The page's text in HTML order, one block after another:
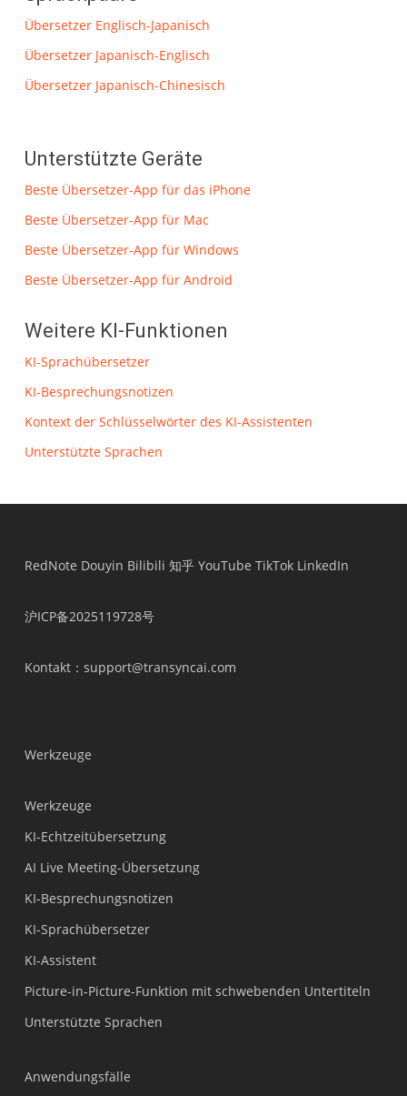
Übersetzer Englisch-Japanisch
Übersetzer Japanisch-Englisch
Übersetzer Japanisch-Chinesisch
Unterstützte Geräte
Beste Übersetzer-App für das iPhone
Beste Übersetzer-App für Mac
Beste Übersetzer-App für Windows
Beste Übersetzer-App für Android
Weitere KI-Funktionen
KI-Sprachübersetzer
KI-Besprechungsnotizen
Kontext der Schlüsselwörter des KI-Assistenten
Unterstützte Sprachen
RedNote Douyin Bilibili 知乎 YouTube TikTok LinkedIn
沪ICP备2025119728号
Kontakt：support@transyncai.com
Werkzeuge
Werkzeuge
KI-Echtzeitübersetzung
AI Live Meeting-Übersetzung
KI-Besprechungsnotizen
KI-Sprachübersetzer
KI-Assistent
Picture-in-Picture-Funktion mit schwebenden Untertiteln
Unterstützte Sprachen
Anwendungsfälle